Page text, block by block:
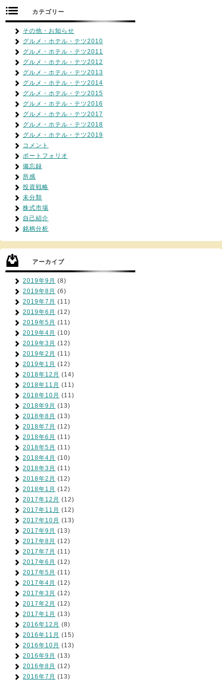
カテゴリー
その他・お知らせ
グルメ・ホテル・テツ2010
グルメ・ホテル・テツ2011
グルメ・ホテル・テツ2012
グルメ・ホテル・テツ2013
グルメ・ホテル・テツ2014
グルメ・ホテル・テツ2015
グルメ・ホテル・テツ2016
グルメ・ホテル・テツ2017
グルメ・ホテル・テツ2018
グルメ・ホテル・テツ2019
コメント
ポートフォリオ
備忘録
所感
投資戦略
未分類
株式市場
自己紹介
銘柄分析
アーカイブ
2019年9月 (8)
2019年8月 (6)
2019年7月 (11)
2019年6月 (12)
2019年5月 (11)
2019年4月 (10)
2019年3月 (12)
2019年2月 (11)
2019年1月 (12)
2018年12月 (14)
2018年11月 (11)
2018年10月 (11)
2018年9月 (13)
2018年8月 (13)
2018年7月 (12)
2018年6月 (11)
2018年5月 (11)
2018年4月 (10)
2018年3月 (11)
2018年2月 (12)
2018年1月 (12)
2017年12月 (12)
2017年11月 (12)
2017年10月 (13)
2017年9月 (13)
2017年8月 (12)
2017年7月 (11)
2017年6月 (12)
2017年5月 (11)
2017年4月 (12)
2017年3月 (12)
2017年2月 (12)
2017年1月 (13)
2016年12月 (8)
2016年11月 (15)
2016年10月 (13)
2016年9月 (13)
2016年8月 (12)
2016年7月 (13)